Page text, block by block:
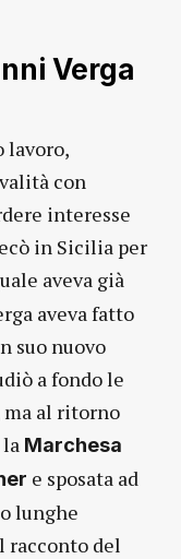
Verga
lavoro,
con
interesse
in Sicilia per
aveva già
aveva fatto
suo nuovo
a fondo le
ma al ritorno
Marchesa
e sposata ad
lunghe
racconto del